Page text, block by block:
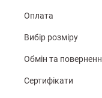
Оплата
Вибір розміру
Обмін та
Сертифікати